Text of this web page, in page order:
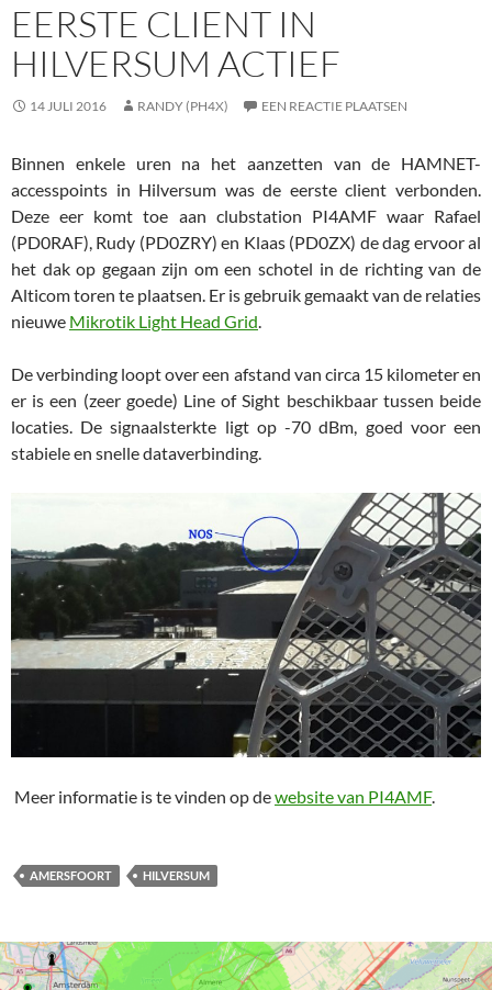
EERSTE CLIENT IN
HILVERSUM ACTIEF
14 JULI 2016 RANDY (PH4X) EEN REACTIE PLAATSEN
Binnen enkele uren na het aanzetten van de HAMNET-
accesspoints in Hilversum was de eerste client verbonden.
Deze eer komt toe aan clubstation PI4AMF waar Rafael
(PD0RAF), Rudy (PD0ZRY) en Klaas (PD0ZX) de dag ervoor al
het dak op gegaan zijn om een schotel in de richting van de
Alticom toren te plaatsen. Er is gebruik gemaakt van de relaties
nieuwe Mikrotik Light Head Grid.
De verbinding loopt over een afstand van circa 15 kilometer en
er is een (zeer goede) Line of Sight beschikbaar tussen beide
locaties. De signaalsterkte ligt op -70 dBm, goed voor een
stabiele en snelle dataverbinding.
Meer informatie is te vinden op dewebsite van PI4AMF.
AMERSFOORT HILVERSUM